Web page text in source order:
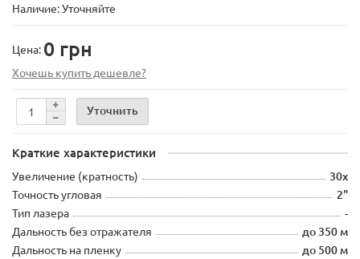
Наличие: Уточняйте
Цена: 0 грн
Хочешь купить дешевле?
Уточнить
Краткие характеристики
Увеличение (кратность) 30х
Точность угловая 2"
Тип лазера -
Дальность без отражателя до 350 м
Дальность на пленку
до 500 м